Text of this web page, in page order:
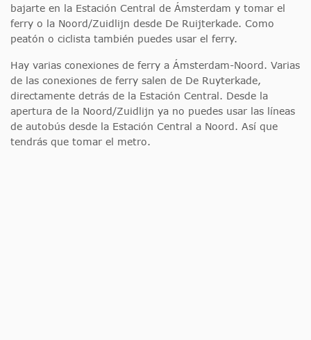
bajarte en la Estación Central de Ámsterdam y tomar el
ferry o la Noord/Zuidlijn desde De Ruijterkade. Como
peatón o ciclista también puedes usar el ferry.
Hay varias conexiones de ferry a Ámsterdam-Noord. Varias
de las conexiones de ferry salen de De Ruyterkade,
directamente detrás de la Estación Central. Desde la
apertura de la Noord/Zuidlijn ya no puedes usar las líneas
de autobús desde la Estación Central a Noord. Así que
tendrás que tomar el metro.